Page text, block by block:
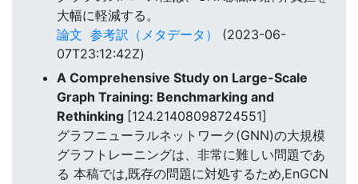
大幅に軽減する。
論文 参考訳（メタデータ）
(2023-06-
07T23:12:42Z)
A Comprehensive Study on Large-Scale
Graph Training: Benchmarking and
Rethinking [124.21408098724551]
グラフニューラルネットワーク(GNN)の大規模
グラフトレーニングは、非常に難しい問題であ
る 本稿では,既存の問題に対処するため,EnGCN